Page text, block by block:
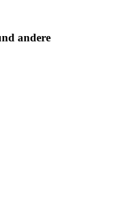
andere